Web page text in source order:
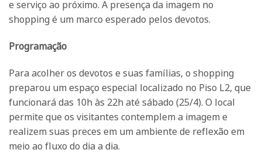
e serviço ao próximo. A presença da imagem no
shopping é um marco esperado pelos devotos.
Programação
Para acolher os devotos e suas famílias, o shopping
preparou um espaço especial localizado no Piso L2, que
funcionará das 10h às 22h até sábado (25/4). O local
permite que os visitantes contemplem a imagem e
realizem suas preces em um ambiente de reflexão em
meio ao fluxo do dia a dia.